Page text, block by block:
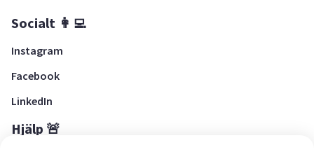
Socialt 👩‍💻
Instagram
Facebook
LinkedIn
Hjälp 🚨